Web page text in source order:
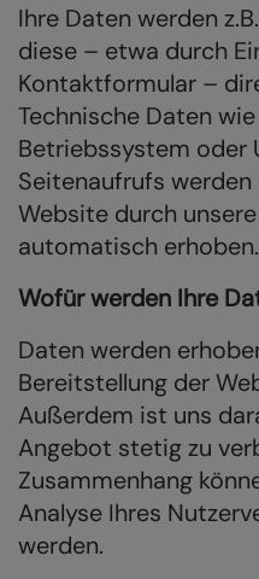
Ihre Daten werden
diese – etwa durch
Kontaktformular –
Technische Daten
Betriebssystem oder
Seitenaufrufs
Website durch
automatisch erhoben.
Wofür werden Ihre
Daten werden
Bereitstellung der
Außerdem ist uns
Angebot stetig zu
Zusammenhang
Analyse Ihres
werden.